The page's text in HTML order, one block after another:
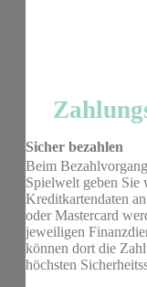
Sicher bezahlen
Beim
Spielwelt geben Sie
Kreditkartendaten
oder Mastercard
jeweiligen
können dort die
höchsten